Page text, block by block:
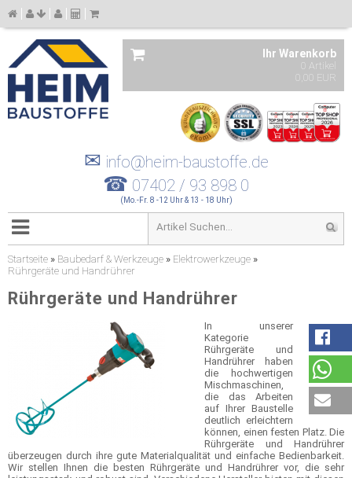
Ihr Warenkorb
0 Artikel
0,00 EUR
✉ info@heim-baustoffe.de
☎ 07402 / 93 898 0
(Mo.-Fr. 8 -12 Uhr & 13 - 18 Uhr)
Startseite » Baubedarf & Werkzeuge » Elektrowerkzeuge »
Rührgeräte und Handrührer
Rührgeräte und Handrührer
In unserer
Kategorie
Rührgeräte und
Handrührer haben
die hochwertigen
Mischmaschinen,
die das Arbeiten
auf Ihrer Baustelle
deutlich erleichtern
können, einen festen Platz. Die
Rührgeräte und Handrührer
überzeugen durch ihre gute Materialqualität und einfache Bedienbarkeit.
Wir stellen Ihnen die besten Rührgeräte und Handrührer vor, die sehr